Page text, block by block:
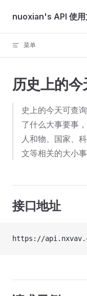
Skip to content
nuoxian's API 使用
菜单
历史上的今
史上的今天可查
了什么大事要事
人和物、国家、
文等相关的大小事
接口地址
https://